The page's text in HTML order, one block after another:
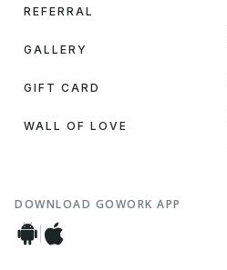
REFERRAL
GALLERY
GIFT CARD
WALL OF LOVE
DOWNLOAD GOWORK APP